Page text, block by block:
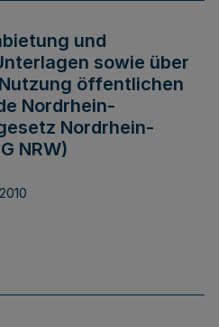
und
sowie über
öffentlichen
Nordrhein-
Nordrhein-
NRW)